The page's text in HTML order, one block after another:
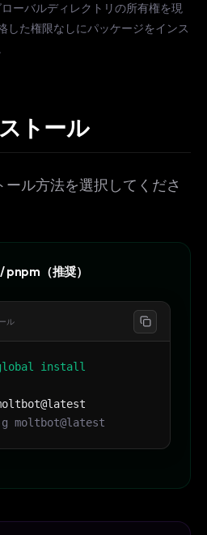
ーバルディレクトリの所有権を現
した権限なしにパッケージをインス
トール
ル方法を選択してくださ
pnpm（推奨）
ル
global install
moltbot@latest